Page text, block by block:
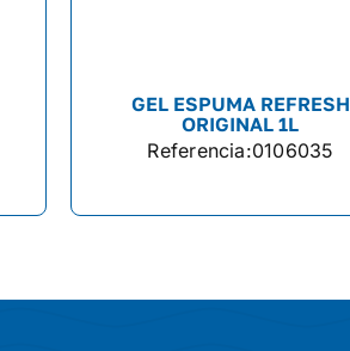
GEL ESPUMA REFRESH
ORIGINAL 1L
Referencia:0106035